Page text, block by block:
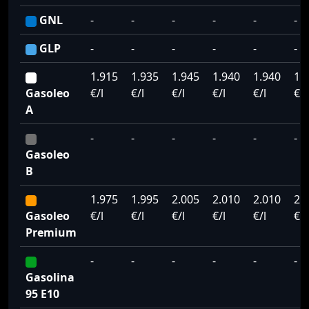
GNL
- - - - -
-
GLP
- - - - - -
Gasoleo
A
1.915
€/l
1.935
€/l
1.945
€/l
1.940
€/l
1.940
€/l
€/l
Gasoleo
B
- - - - - -
Gasoleo
Premium
1.975
€/l
1.995
€/l
2.005
€/l
2.010
€/l
2.010
€/l
€/l
Gasolina
95 E10
- - - - - -